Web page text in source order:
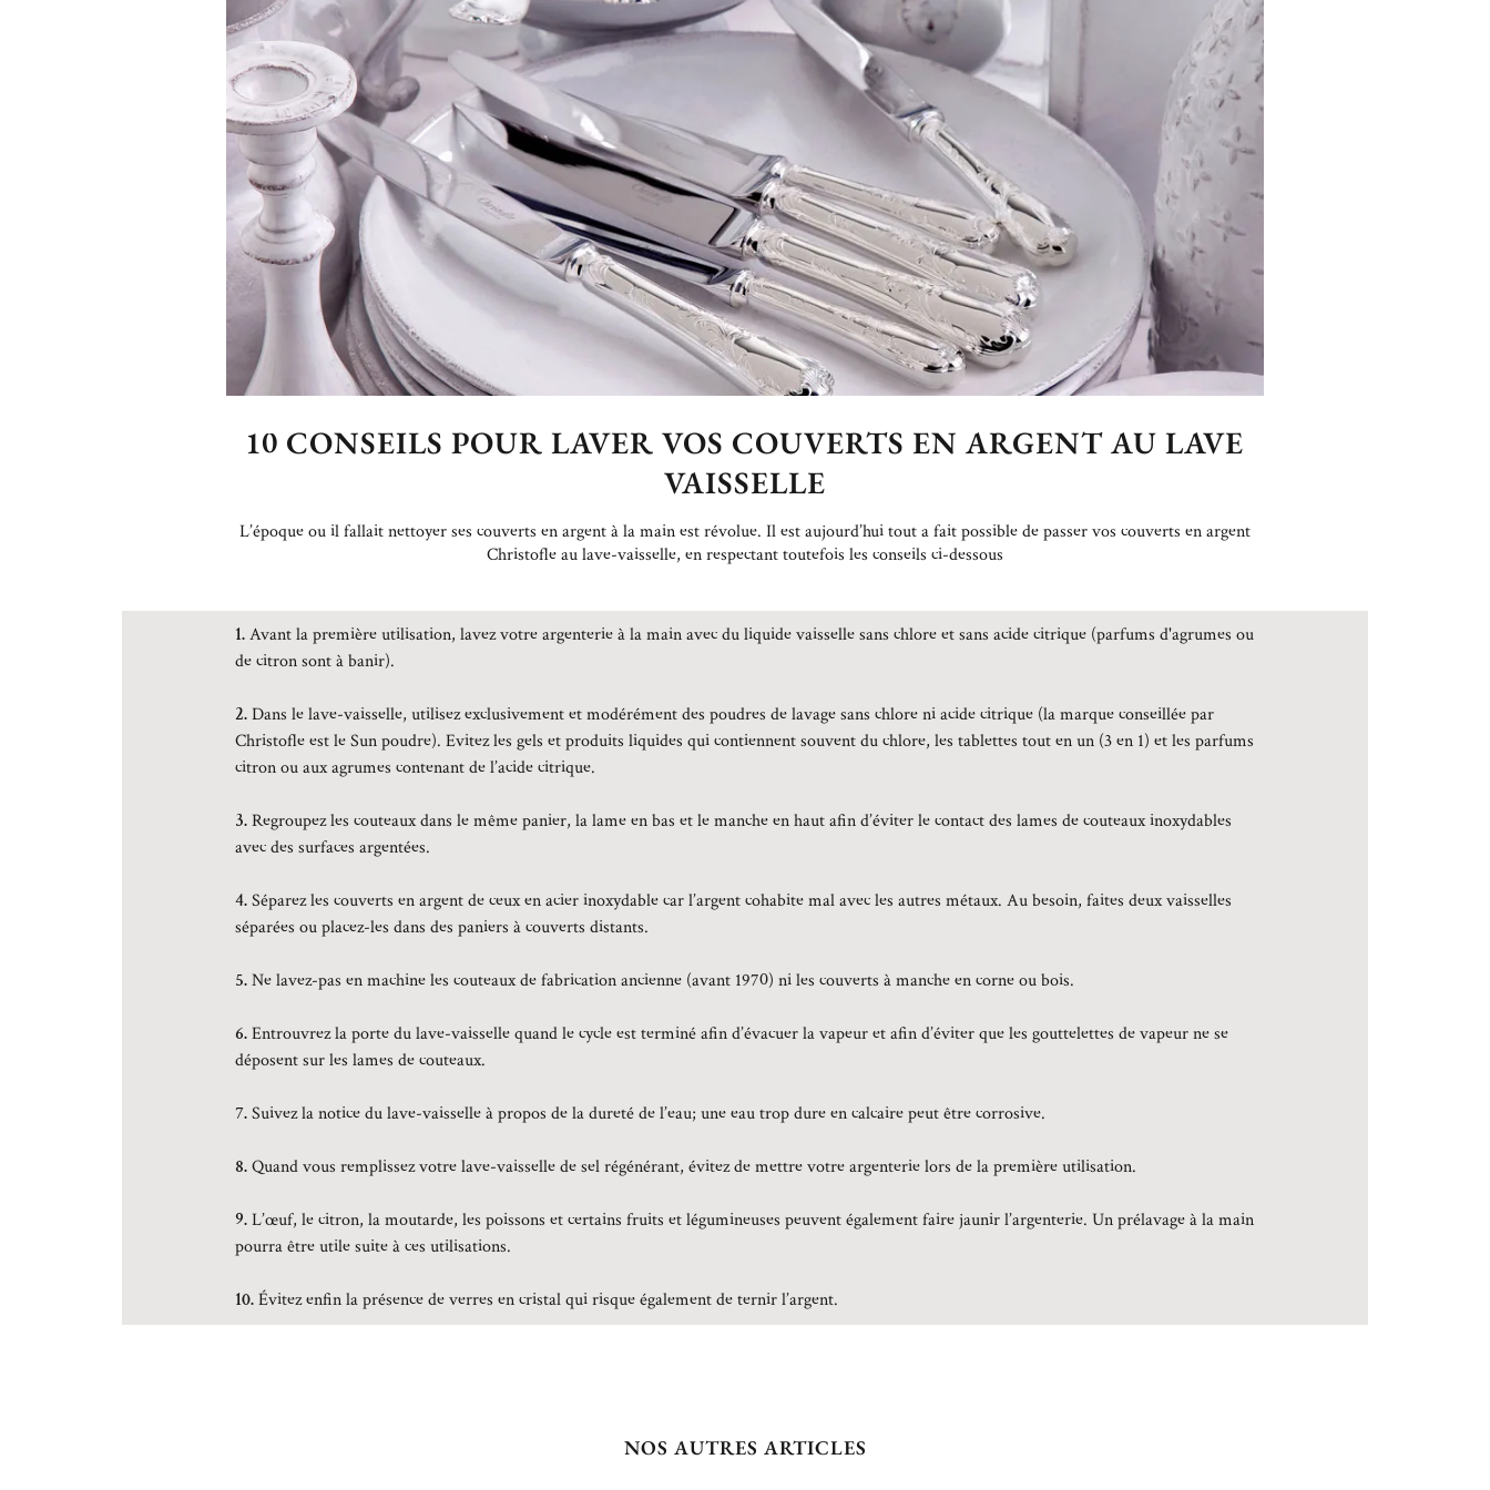
10 CONSEILS POUR LAVER VOS COUVERTS EN ARGENT AU LAVE
VAISSELLE
L’époque ou il fallait nettoyer ses couverts en argent à la main est révolue. Il est aujourd’hui tout a fait possible de passer vos couverts en argent
Christofle au lave-vaisselle, en respectant toutefois les conseils ci-dessous
1.Avant la première utilisation, lavez votre argenterie à la main avec du liquide vaisselle sans chlore et sans acide citrique (parfums d'agrumes ou
de citron sont à banir).
2.Dans le lave-vaisselle, utilisez exclusivement et modérément des poudres de lavage sans chlore ni acide citrique (la marque conseillée par
Christofle est le Sun poudre). Evitez les gels et produits liquides qui contiennent souvent du chlore, les tablettes tout en un (3 en 1) et les parfums
citron ou aux agrumes contenant de l’acide citrique.
3.Regroupez les couteaux dans le même panier, la lame en bas et le manche en haut afin d’éviter le contact des lames de couteaux inoxydables
avec des surfaces argentées.
4.Séparez les couverts en argent de ceux en acier inoxydable car l’argent cohabite mal avec les autres métaux. Au besoin, faites deux vaisselles
séparées ou placez-les dans des paniers à couverts distants.
5.Ne lavez-pas en machine les couteaux de fabrication ancienne (avant 1970) ni les couverts à manche en corne ou bois.
6.Entrouvrez la porte du lave-vaisselle quand le cycle est terminé afin d’évacuer la vapeur et afin d’éviter que les gouttelettes de vapeur ne se
déposent sur les lames de couteaux.
7.Suivez la notice du lave-vaisselle à propos de la dureté de l’eau; une eau trop dure en calcaire peut être corrosive.
8.Quand vous remplissez votre lave-vaisselle de sel régénérant, évitez de mettre votre argenterie lors de la première utilisation.
9.L’œuf, le citron, la moutarde, les poissons et certains fruits et légumineuses peuvent également faire jaunir l’argenterie. Un prélavage à la main
pourra être utile suite à ces utilisations.
10.Évitez enfin la présence de verres en cristal qui risque également de ternir l’argent.
NOS AUTRES ARTICLES